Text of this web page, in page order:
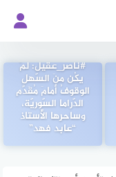
#ناصر_عقيل: لمْ
يكُن منَ السّهلِ
الوقوفُ أمامَ مُقَدَّمِ
الدّراما السّوريّة،
وساحرِها الأُستاذ
“عابد فهد”